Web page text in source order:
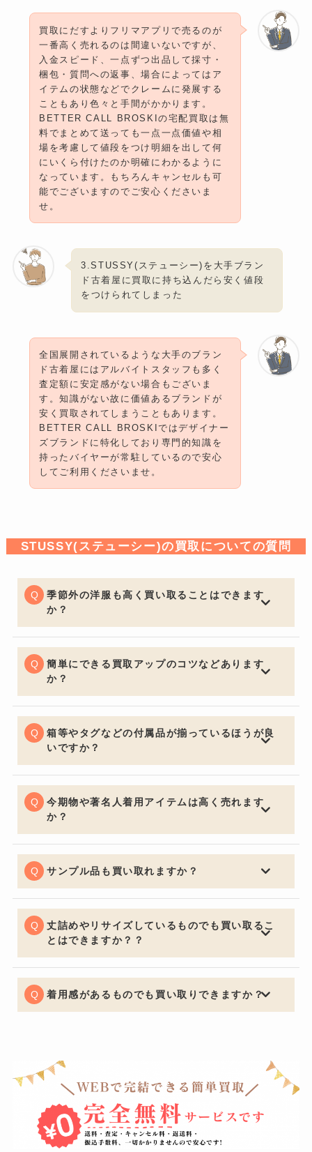
買取にだすよりフリマアプリで売るのが
一番高く売れるのは間違いないですが、
入金スピード、一点ずつ出品して採寸・
梱包・質問への返事、場合によってはア
イテムの状態などでクレームに発展する
こともあり色々と手間がかかります。
BETTER CALL BROSKIの宅配買取は無
料でまとめて送っても一点一点価値や相
場を考慮して値段をつけ明細を出して何
にいくら付けたのか明確にわかるように
なっています。もちろんキャンセルも可
能でございますのでご安心くださいま
せ。
3.STUSSY(ステューシー)を大手ブラン
ド古着屋に買取に持ち込んだら安く値段
をつけられてしまった
全国展開されているような大手のブラン
ド古着屋にはアルバイトスタッフも多く
査定額に安定感がない場合もございま
す。知識がない故に価値あるブランドが
安く買取されてしまうこともあります。
BETTER CALL BROSKIではデザイナー
ズブランドに特化しており専門的知識を
持ったバイヤーが常駐しているので安心
してご利用くださいませ。
STUSSY(ステューシー)の買取についての質問
季節外の洋服も高く買い取ることはできます
か？
となる場合がございますが、BETTER CALL BROSKIで
は季節問わず精一杯の価格でお買取りさせていただきま
簡単にできる買取アップのコツなどあります
か？
いくら流行の品やブランド品であっても、汚れていると
査定額は下がってしまいます。見た目はとても大切なポ
イントです。
箱等やタグなどの付属品が揃っているほうが良
いですか？
ッグの場合は保管用の布袋など付属品があると信頼性も
上がり査定額アップの重要ポイントになります。
今期物や著名人着用アイテムは高く売れます
か？
セールになっていたりすると査定額にも響くため売却を
ご検討の際は購入してからなるべく早く売るのをオスス
難になり需要が高く買い取り価格も高くなります。
サンプル品も買い取れますか？
安くなってしまいますがサンプルか関係なしにデザイン
で中古市場は値段が決まるためサンプル品でも全く問題
ございません。
丈詰めやリサイズしているものでも買い取るこ
とはできますか？？
どの丈詰めやリサイズがある場合はお買取りできないケ
ースもございますので予めご了承くださいませ。
着用感があるものでも買い取りできますか？
に留めることができるように努めています。